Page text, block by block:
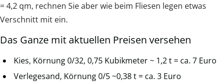
= 4,2 qm, rechnen Sie aber wie beim Fliesen legen etwas
Verschnitt mit ein.
Das Ganze mit aktuellen Preisen versehen
Kies, Körnung 0/32, 0,75 Kubikmeter ~ 1,2 t = ca. 7 Euro
Verlegesand, Körnung 0/5 ~0,38 t = ca. 3 Euro